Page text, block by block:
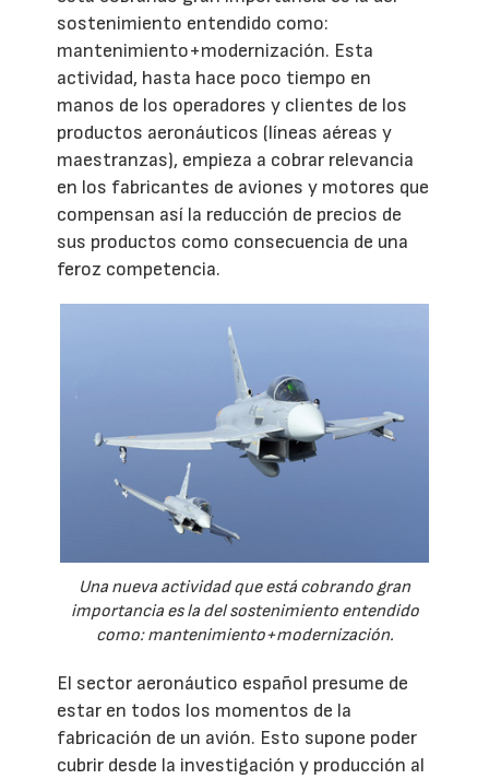
sostenimiento entendido como:
mantenimiento+modernización. Esta
actividad, hasta hace poco tiempo en
manos de los operadores y clientes de los
productos aeronáuticos (líneas aéreas y
maestranzas), empieza a cobrar relevancia
en los fabricantes de aviones y motores que
compensan así la reducción de precios de
sus productos como consecuencia de una
feroz competencia.
Una nueva actividad que está cobrando gran
importancia es la del sostenimiento entendido
como: mantenimiento+modernización.
El sector aeronáutico español presume de
estar en todos los momentos de la
fabricación de un avión. Esto supone poder
cubrir desde la investigación y producción al